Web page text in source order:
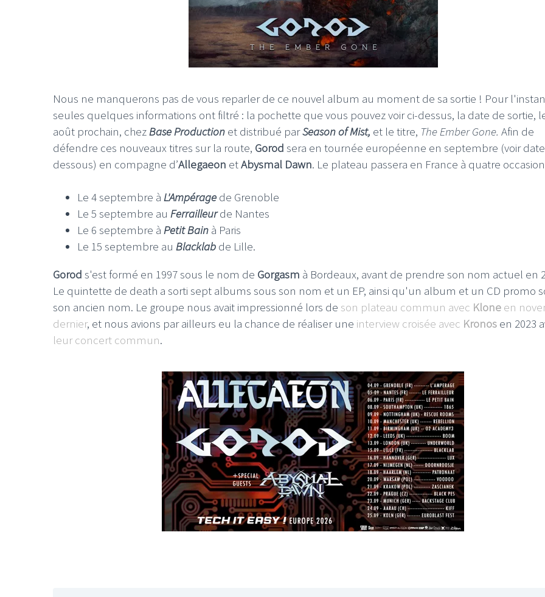
Nous ne manquerons pas de vous reparler de ce nouvel album au moment de sa sortie ! Pour
seules quelques informations ont filtré : la pochette que vous pouvez voir ci-dessus, la date de sortie,
août prochain, chez Base Production et distribué parSeason of Mist, et le titre, The Ember Gone. Afin de
défendre ces nouveaux titres sur la route, Gorod sera en tournée européenne en septembre (voir
dessous) en compagne d’Allegaeon etAbysmal Dawn. Le plateau passera en France à quatre
Le 4 septembre à L'Ampérage de Grenoble
Le 5 septembre au Ferrailleur de Nantes
Le 6 septembre à Petit Bain à Paris
Le 15 septembre au Blacklab de Lille.
Gorod s'est formé en 1997 sous le nom de Gorgasm à Bordeaux, avant de prendre son nom actuel en
Le quintette de death a sorti sept albums sous son nom et un EP, ainsi qu'un album et un CD promo
son ancien nom. Le groupe nous avait impressionné lors de son plateau commun avec Klone en
dernier, et nous avions par ailleurs eu la chance de réaliser une interview croisée avec Kronos en 2023
leur concert commun.